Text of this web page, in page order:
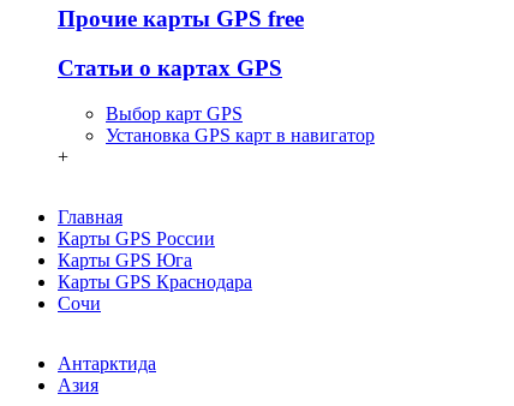
Прочие карты GPS free
Статьи о картах GPS
Выбор карт GPS
Установка GPS карт в навигатор
+
Главная
Карты GPS России
Карты GPS Юга
Карты GPS Краснодара
Сочи
Антарктида
Азия